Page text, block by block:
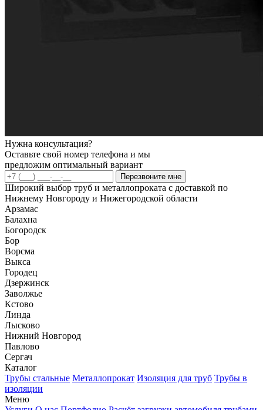
Нужна консультация?
Оставьте свой номер телефона и мы
предложим оптимальный вариант
Перезвоните мне
Широкий выбор труб и металлопроката с доставкой по
Нижнему Новгороду и Нижегородской области
Арзамас
Балахна
Богородск
Бор
Ворсма
Выкса
Городец
Дзержинск
Заволжье
Кстово
Линда
Лысково
Нижний Новгород
Павлово
Сергач
Каталог
Трубы стальные Металлопрокат Изоляция для труб Трубы в
изоляции
Меню